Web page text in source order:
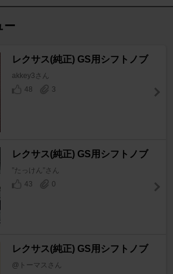
ー
レクサス(純正) GS用シフトノブ
akkey3さん
48
3
レクサス(純正) GS用シフトノブ
”たっけん”さん
43
0
レクサス(純正) GS用シフトノブ
@トーマスさん